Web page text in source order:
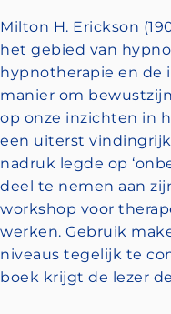
Milton H. Erickson
het gebied van
hypnotherapie en de
manier om
op onze inzichten in
een uiterst
nadruk legde op
deel te nemen aan
workshop voor
werken. Gebruik
niveaus tegelijk te
boek krijgt de lezer